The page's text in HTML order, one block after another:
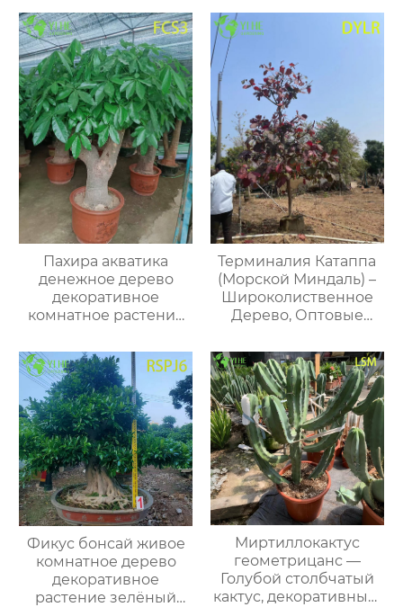
оптом
растение, очиститель
воздуха, оптом.
Пахира акватика
денежное дерево
декоративное
комнатное растение
Терминалия Катаппа
(Морской Миндаль) –
Широколиственное
Дерево, Оптовые
Фикус бонсай живое
комнатное дерево
декоративное
растение зелёный
Миртиллокактус
геометрицанс —
Голубой столбчатый
кактус, декоративный,